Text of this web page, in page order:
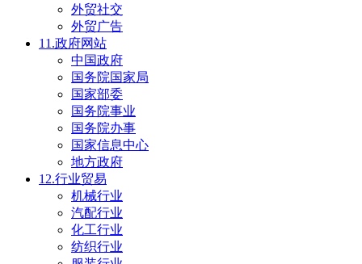
外贸社交
外贸广告
11.政府网站
中国政府
国务院国家局
国家部委
国务院事业
国务院办事
国家信息中心
地方政府
12.行业贸易
机械行业
汽配行业
化工行业
纺织行业